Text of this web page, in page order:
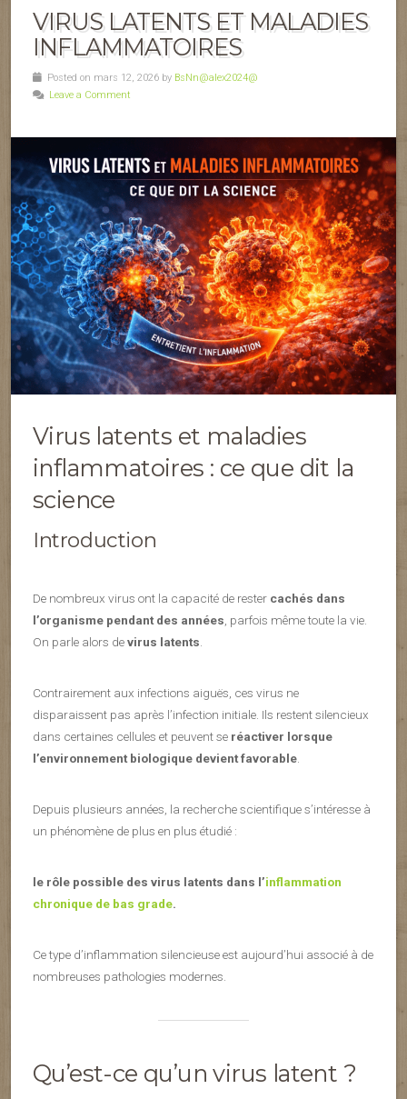
VIRUS LATENTS ET MALADIES
INFLAMMATOIRES
Posted on mars 12, 2026 by BsNn@alex2024@
Leave a Comment
Virus latents et maladies
inflammatoires : ce que dit la
science
Introduction
De nombreux virus ont la capacité de rester cachés dans
l’organisme pendant des années , parfois même toute la vie.
On parle alors devirus latents
Contrairement aux infections aiguës, ces virus ne
disparaissent pas après l’infection initiale. Ils restent silencieux
dans certaines cellules et peuvent se réactiver lorsque
l’environnement biologique devient favorable
Depuis plusieurs années, la recherche scientifique s’intéresse à
un phénomène de plus en plus étudié :
le rôle possible des virus latents dans l’inflammation
chronique de bas grade.
Ce type d’inflammation silencieuse est aujourd’hui associé à de
nombreuses pathologies modernes.
Qu’est-ce qu’un virus latent ?